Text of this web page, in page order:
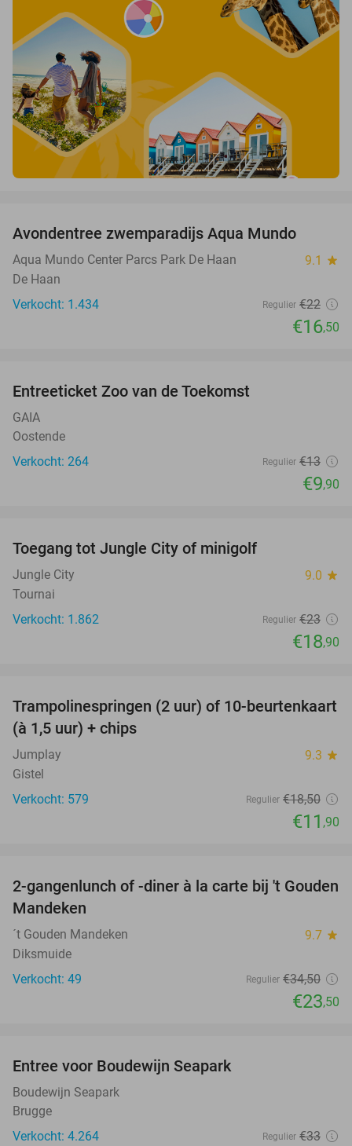
Avondentree zwemparadijs Aqua Mundo
Aqua Mundo Center Parcs Park De Haan 9.1 star
De Haan
Verkocht: 1.434
Regulier €22
€16,50
Entreeticket Zoo van de Toekomst
GAIA
Oostende
Verkocht: 264
Regulier €13
€9,90
Toegang tot Jungle City of minigolf
Jungle City 9.0 star
Tournai
Verkocht: 1.862
Regulier €23
€18,90
36%
Trampolinespringen (2 uur) of 10-beurtenkaart
(à 1,5 uur) + chips
Jumplay 9.3 star
Gistel
Verkocht: 579
Regulier €18,50
€11 ,90
32%
2-gangenlunch of -diner à la carte bij 't Gouden
Mandeken
´t Gouden Mandeken 9.7 star
Diksmuide
Verkocht: 49
Regulier €34,50
€23,50
Entree voor Boudewijn Seapark
Boudewijn Seapark
Brugge
Verkocht: 4.264
Regulier €33